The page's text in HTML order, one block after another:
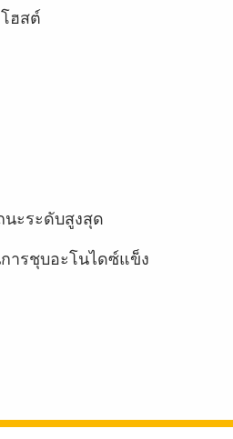
ฮสต์
ะระดับสูงสุด
ารชุบอะโนไดซ์แข็ง